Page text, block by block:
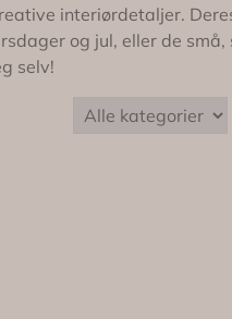
interiørdetaljer.
og jul, eller de små,
selv!